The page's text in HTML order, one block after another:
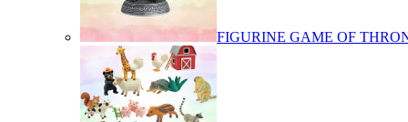
FIGURINE GAME OF